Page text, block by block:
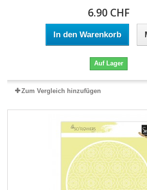
6.90 CHF
In den Warenkorb
Auf Lager
Zum Vergleich hinzufügen